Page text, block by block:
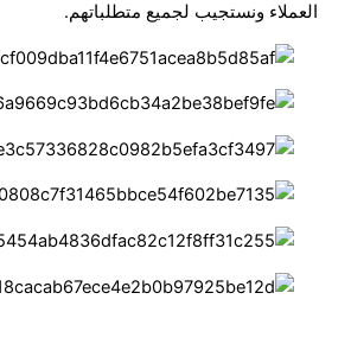
العملاء ونستجيب لجميع متطلباتهم.